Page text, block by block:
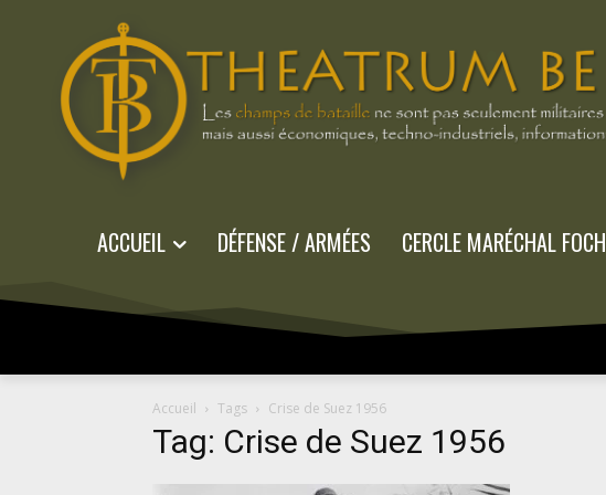
ACCUEIL DÉFENSE / ARMÉES CERCLE MARÉCHAL FOCH
Accueil Tags Crise de Suez 1956
Tag: Crise de Suez 1956